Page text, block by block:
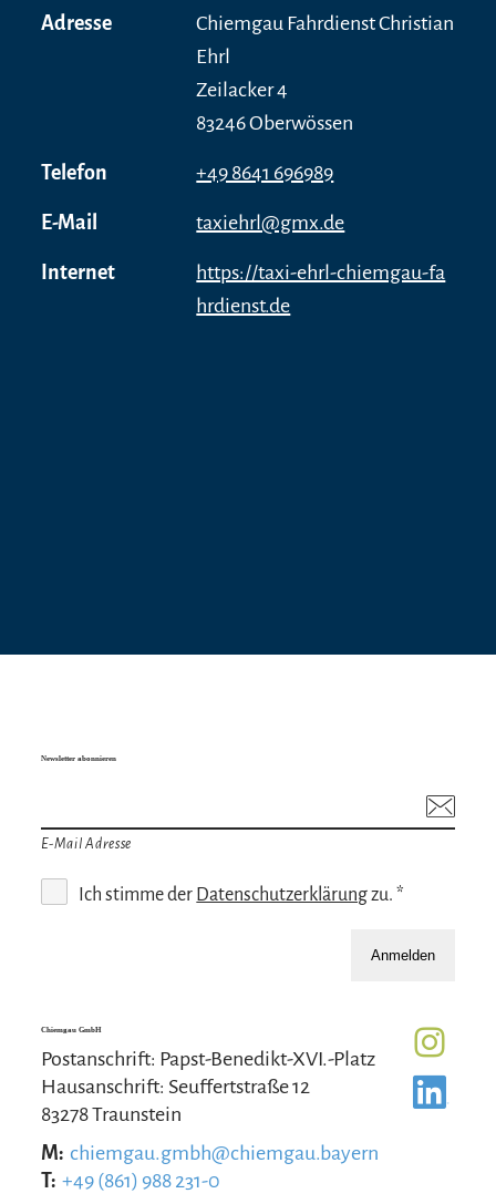
Adresse
Chiemgau Fahrdienst Christian
Ehrl
Zeilacker 4
83246 Oberwössen
Telefon +49 8641 696989
E-Mail taxiehrl@gmx.de
Internet
https://taxi-ehrl-chiemgau-fa
hrdienst.de
Newsletter abonnieren
E-Mail Adresse
Ich stimme der Datenschutzerklärungzu. *
Anmelden
Chiemgau GmbH
Postanschrift: Papst-Benedikt-XVI.-Platz
Hausanschrift: Seuffertstraße 12
83278 Traunstein
M: chiemgau.gmbh@chiemgau.bayern
T: +49 (861) 988 231-0